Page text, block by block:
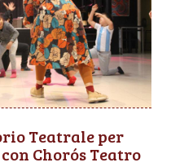
Teatrale per
Chorós Teatro